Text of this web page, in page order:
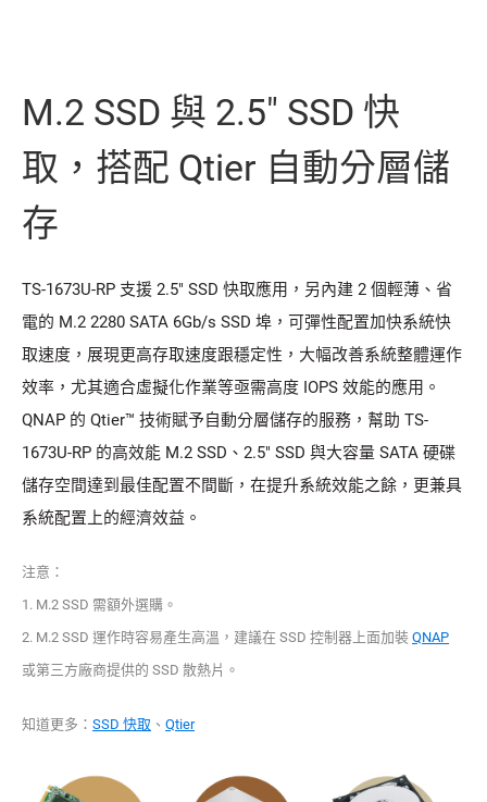
M.2 SSD 與 2.5" SSD 快
取，搭配 Qtier 自動分層儲
存
TS-1673U-RP 支援 2.5" SSD 快取應用，另內建 2 個輕薄、省
電的 M.2 2280 SATA 6Gb/s SSD 埠，可彈性配置加快系統快
取速度，展現更高存取速度跟穩定性，大幅改善系統整體運作
效率，尤其適合虛擬化作業等亟需高度 IOPS 效能的應用。
QNAP 的 Qtier™ 技術賦予自動分層儲存的服務，幫助 TS-
1673U-RP 的高效能 M.2 SSD、2.5" SSD 與大容量 SATA 硬碟
儲存空間達到最佳配置不間斷，在提升系統效能之餘，更兼具
系統配置上的經濟效益。
注意：
1. M.2 SSD 需額外選購。
2. M.2 SSD 運作時容易產生高溫，建議在 SSD 控制器上面加裝 QNAP
或第三方廠商提供的 SSD 散熱片。
知道更多： SSD 快取 、 Qtier